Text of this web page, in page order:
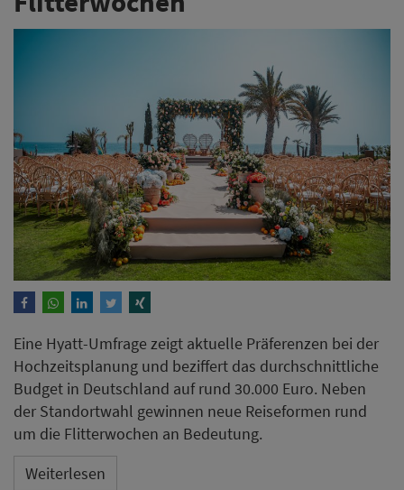
Eine Hyatt-Umfrage zeigt aktuelle Präferenzen bei der
Hochzeitsplanung und beziffert das durchschnittliche
Budget in Deutschland auf rund 30.000 Euro. Neben
der Standortwahl gewinnen neue Reiseformen rund
um die Flitterwochen an Bedeutung.
Weiterlesen